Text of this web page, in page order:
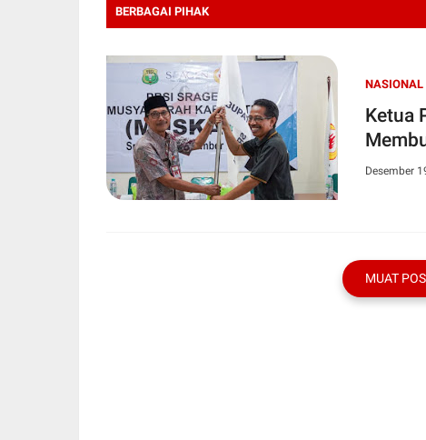
BERBAGAI PIHAK
NASIONAL
Ketua
Desember
MUAT